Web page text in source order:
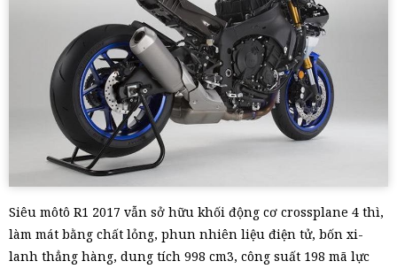
Siêu môtô R1 2017 vẫn sở hữu khối động cơ crossplane 4 thì,
làm mát bằng chất lỏng, phun nhiên liệu điện tử, bốn xi-
lanh thẳng hàng, dung tích 998 cm3, công suất 198 mã lực